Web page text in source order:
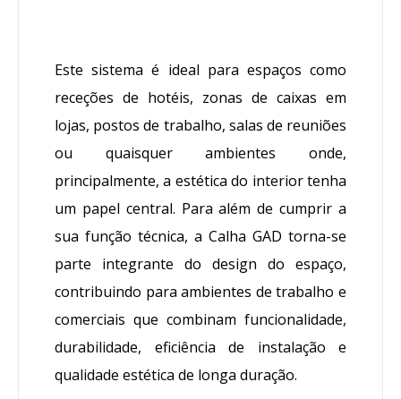
Este sistema é ideal para espaços como
receções de hotéis, zonas de caixas em
lojas, postos de trabalho, salas de reuniões
ou quaisquer ambientes onde,
principalmente, a estética do interior tenha
um papel central. Para além de cumprir a
sua função técnica, a Calha GAD torna-se
parte integrante do design do espaço,
contribuindo para ambientes de trabalho e
comerciais que combinam funcionalidade,
durabilidade, eficiência de instalação e
qualidade estética de longa duração.